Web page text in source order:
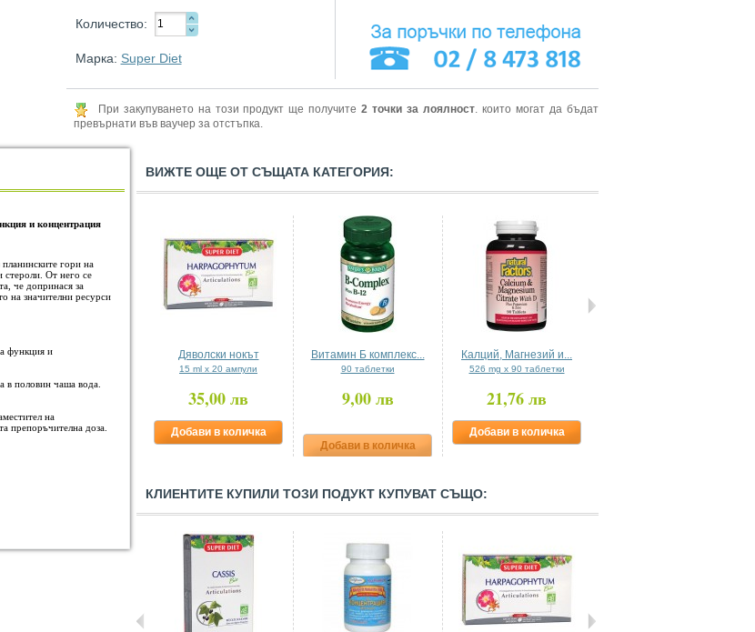
Количество:
Марка: Super Diet
При закупуването на този продукт ще получите2 точки за лоялност. които могат да бъдат
превърнати във ваучер за отстъпка.
и концентрация
гори на
стероли. От него се
че допринася за
на значителни ресурси
функция и
в половин чаша вода.
на
препоръчителна доза.
ВИЖТЕ ОЩЕ ОТ СЪЩАТА КАТЕГОРИЯ:
Дяволски нокът
15 ml x 20 ампули
35,00 лв
Добави в количка
Витамин Б комплекс...
90 таблетки
9,00 лв
Добави в количка
Калций, Магнезий и...
526 mg х 90 таблетки
21,76 лв
Добави в количка
КЛИЕНТИТЕ КУПИЛИ ТОЗИ ПОДУКТ КУПУВАТ СЪЩО: